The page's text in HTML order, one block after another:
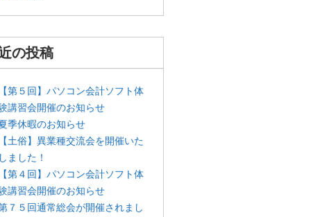
の投稿
第５回】パソコン会計ソフト体
講習会開催のお知らせ
季休暇のお知らせ
土俗】異業種交流会を開催いた
ました！
第４回】パソコン会計ソフト体
講習会開催のお知らせ
７５回通常総会が開催されまし